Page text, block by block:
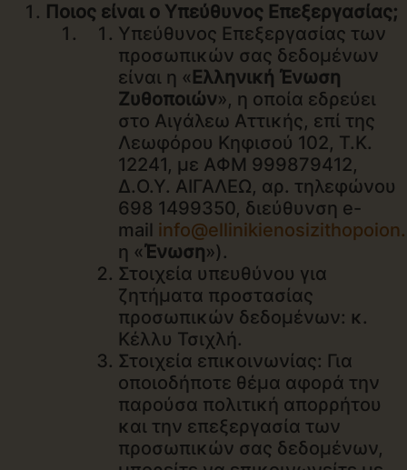
Ποιος είναι ο Υπεύθυνος Επεξεργασίας;
Υπεύθυνος Επεξεργασίας των
προσωπικών σας δεδομένων
είναι η «Ελληνική Ένωση
Ζυθοποιών», η οποία εδρεύει
στο Αιγάλεω Αττικής, επί της
Λεωφόρου Κηφισού 102, T.K.
12241, με ΑΦΜ 999879412,
Δ.Ο.Υ. ΑΙΓΑΛΕΩ, αρ. τηλεφώνου
698 1499350, διεύθυνση e-
mail
η «Ένωση»).
Στοιχεία υπευθύνου για
ζητήματα προστασίας
προσωπικών δεδομένων: κ.
Κέλλυ Τσιχλή.
Στοιχεία επικοινωνίας: Για
οποιοδήποτε θέμα αφορά την
παρούσα πολιτική απορρήτου
και την επεξεργασία των
προσωπικών σας δεδομένων,